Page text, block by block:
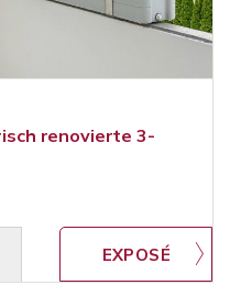
renovierte 3-